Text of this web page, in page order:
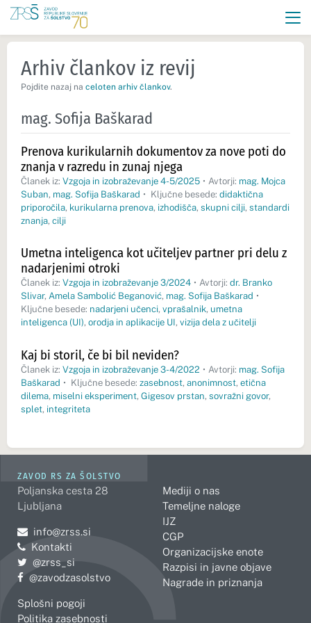
Arhiv člankov iz revij
Pojdite nazaj na celoten arhiv člankov.
mag. Sofija Baškarad
Prenova kurikularnih dokumentov za nove poti do
znanja v razredu in zunaj njega
Članek iz: Vzgoja in izobraževanje 4-5/2025 • Avtorji: mag. Mojca
Suban, mag. Sofija Baškarad • Ključne besede: didaktična
priporočila, kurikularna prenova, izhodišča, skupni cilji, standardi
znanja, cilji
Umetna inteligenca kot učiteljev partner pri delu z
nadarjenimi otroki
Članek iz: Vzgoja in izobraževanje 3/2024 • Avtorji: dr. Branko
Slivar, Amela Sambolić Beganović, mag. Sofija Baškarad •
Ključne besede: nadarjeni učenci, vprašalnik, umetna
inteligenca (UI), orodja in aplikacije UI, vizija dela z učitelji
Kaj bi storil, če bi bil neviden?
Članek iz: Vzgoja in izobraževanje 3-4/2022 • Avtorji: mag. Sofija
Baškarad • Ključne besede: zasebnost, anonimnost, etična
dilema, miselni eksperiment, Gigesov prstan, sovražni govor,
splet, integriteta
ZAVOD RS ZA ŠOLSTVO
Poljanska cesta 28
Ljubljana
Pošljite e-mail na
info@zrss.si
Kontakti
Pojdite na Twitter:
@zrss_si
Pojdite na Facebook:
@zavodzasolstvo
Splošni pogoji
Politika zasebnosti
Mediji o nas
Temeljne naloge
IJZ
CGP
Organizacijske enote
Razpisi in javne objave
Nagrade in priznanja